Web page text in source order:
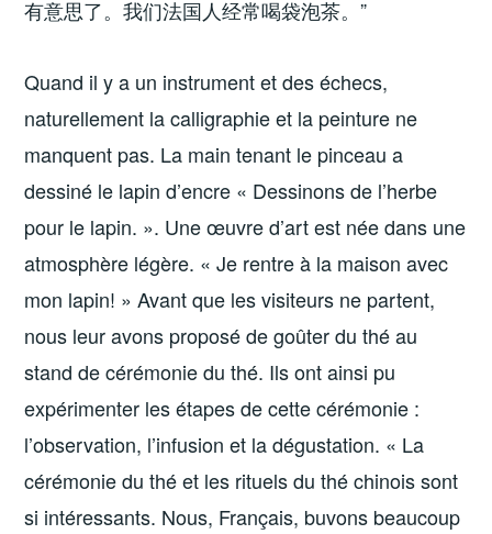
有意思了。我们法国人经常喝袋泡茶。”
Quand il y a un instrument et des échecs,
naturellement la calligraphie et la peinture ne
manquent pas. La main tenant le pinceau a
dessiné le lapin d’encre « Dessinons de l’herbe
pour le lapin. ». Une œuvre d’art est née dans une
atmosphère légère. « Je rentre à la maison avec
mon lapin! » Avant que les visiteurs ne partent,
nous leur avons proposé de goûter du thé au
stand de cérémonie du thé. Ils ont ainsi pu
expérimenter les étapes de cette cérémonie :
l’observation, l’infusion et la dégustation. « La
cérémonie du thé et les rituels du thé chinois sont
si intéressants. Nous, Français, buvons beaucoup